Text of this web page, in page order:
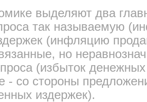
выделяют два
так называемую
(инфляцию
но
(избыток
- со стороны
издержек).